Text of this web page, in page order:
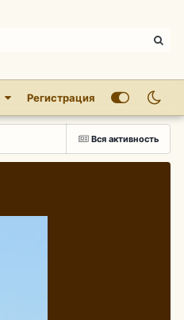
Регистрация
Вся активность